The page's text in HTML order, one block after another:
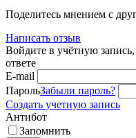
Поделитесь мнением с
Написать отзыв
Войдите в учётную
ответе
E-mail
ПарольЗабыли пароль?
Создать учетную запись
Антибот
Запомнить